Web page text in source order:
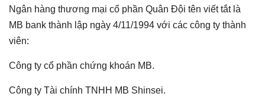
Ngân hàng thương mại cổ phần Quân Đội tên viết tắt là
MB bank thành lập ngày 4/11/1994 với các công ty thành
viên:
Công ty cổ phần chứng khoán MB.
Công ty Tài chính TNHH MB Shinsei.